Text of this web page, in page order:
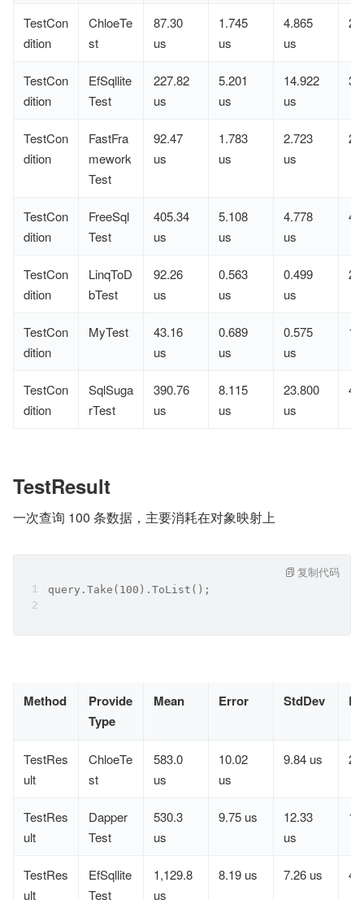
TestCon
dition
ChloeTe
st
87.30
us
1.745
us
4.865
us
2
TestCon
dition
EfSqllite
Test
227.82
us
5.201
us
14.922
us
3
TestCon
dition
FastFra
mework
Test
92.47
us
1.783
us
2.723
us
2
TestCon
dition
FreeSql
Test
405.34
us
5.108
us
4.778
us
4
TestCon
dition
LinqToD
bTest
92.26
us
0.563
us
0.499
us
2
TestCon
dition
MyTest
43.16
us
0.689
us
0.575
us
1
TestCon
dition
SqlSuga
rTest
390.76
us
8.115
us
23.800
us
4
TestResult
一次查询 100 条数据，主要消耗在对象映射上
query.Take(100).ToList();
复制代码
Method
Provide
Type
Mean Error StdDev
TestRes
ult
ChloeTe
st
583.0
us
10.02
us
9.84 us 2
TestRes
ult
Dapper
Test
530.3
us
9.75 us
12.33
us
1
TestRes
ult
EfSqllite
Test
1,129.8
us
8.19 us 7.26 us 4